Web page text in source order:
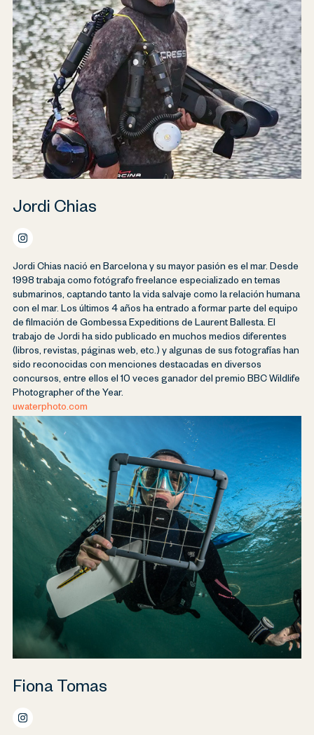
Jordi Chias
Jordi Chias nació en Barcelona y su mayor pasión es el mar. Desde
1998 trabaja como fotógrafo freelance especializado en temas
submarinos, captando tanto la vida salvaje como la relación humana
con el mar. Los últimos 4 años ha entrado a formar parte del equipo
de filmación de Gombessa Expeditions de Laurent Ballesta. El
trabajo de Jordi ha sido publicado en muchos medios diferentes
(libros, revistas, páginas web, etc.) y algunas de sus fotografías han
sido reconocidas con menciones destacadas en diversos
concursos, entre ellos el 10 veces ganador del premio BBC Wildlife
Photographer of the Year.
uwaterphoto.com
Fiona Tomas